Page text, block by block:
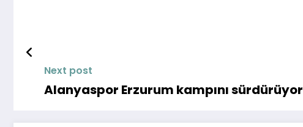
Next post
Alanyaspor Erzurum kampını sürdürüyor